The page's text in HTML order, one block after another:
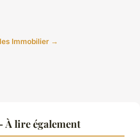
Immobilier →
lire également